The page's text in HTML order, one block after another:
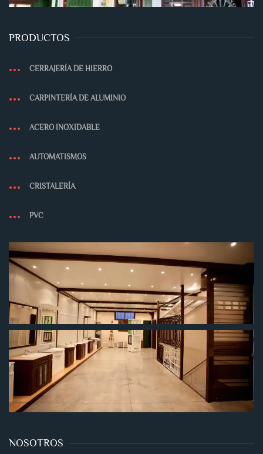
PRODUCTOS
CERRAJERÍA DE HIERRO
CARPINTERÍA DE ALUMINIO
ACERO INOXIDABLE
AUTOMATISMOS
CRISTALERÍA
PVC
NOSOTROS